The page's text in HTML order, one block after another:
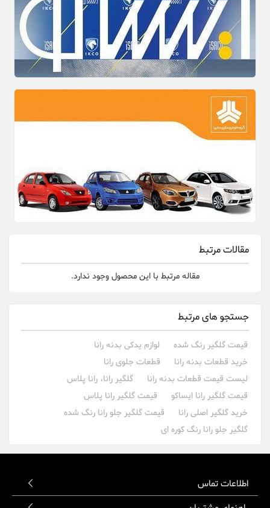
مقالات مرتبط
مقاله مرتبط با این محصول وجود ندارد.
جستجو های مرتبط
قیمت گلگیر رنگ شده
لوازم یدکی بدنه رانا
خرید قطعات بدنه رانا
قطعات جلوی رانا
لیست قیمت قطعات بدنه رانا
گلگیر رانا، رانا پلاس
قیمت گلگیر رانا ایساکو
قیمت گلگیر رانا پلاس
خرید گلگیر اصلی رانا
قیمت گلگیر جلو رانا رنگ شده
گلگیر جلو رانا رنگ کوره ای
اطلاعات تماس